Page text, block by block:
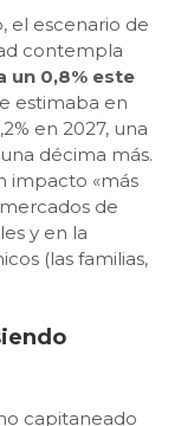
el escenario de
contempla
un 0,8% este
estimaba en
en 2027, una
décima más.
impacto «más
de
y en la
(las familias,
capitaneado